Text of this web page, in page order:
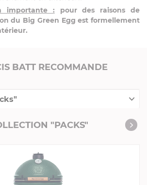
importante : pour des raisons de
du Big Green Egg est formellement
BATT RECOMMANDE
"PACKS"